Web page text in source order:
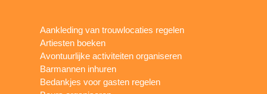
Aankleding van trouwlocaties regelen
Artiesten boeken
Avontuurlijke activiteiten organiseren
Barmannen inhuren
Bedankjes voor gasten regelen